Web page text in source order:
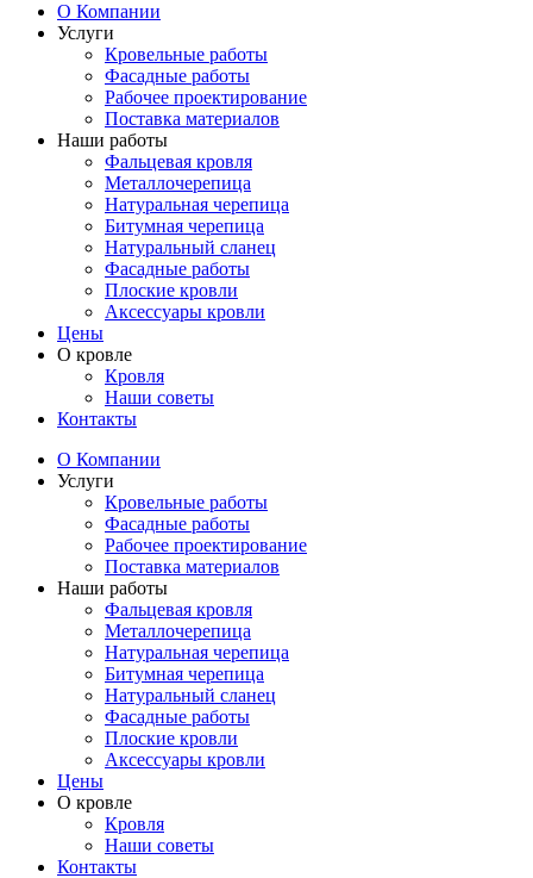
О Компании
Услуги
Кровельные работы
Фасадные работы
Рабочее проектирование
Поставка материалов
Наши работы
Фальцевая кровля
Металлочерепица
Натуральная черепица
Битумная черепица
Натуральный сланец
Фасадные работы
Плоские кровли
Аксессуары кровли
Цены
О кровле
Кровля
Наши советы
Контакты
О Компании
Услуги
Кровельные работы
Фасадные работы
Рабочее проектирование
Поставка материалов
Наши работы
Фальцевая кровля
Металлочерепица
Натуральная черепица
Битумная черепица
Натуральный сланец
Фасадные работы
Плоские кровли
Аксессуары кровли
Цены
О кровле
Кровля
Наши советы
Контакты